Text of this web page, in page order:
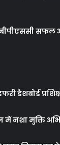
सफल
डैशबोर्ड
नशा मुक्ति